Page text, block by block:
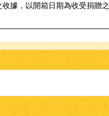
據，以開箱日期為收受捐贈